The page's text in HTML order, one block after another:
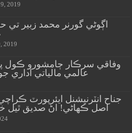
2019
اڳوڻي گورنر محمد زبير
2019
وفاقي سرڪار ڄامشورو ڪول
عالمي مالياتي اداري
جناح انٽرنيشنل ايئرپورٽ
اصل ڪهاڻي! اڻ صديق ٿيل